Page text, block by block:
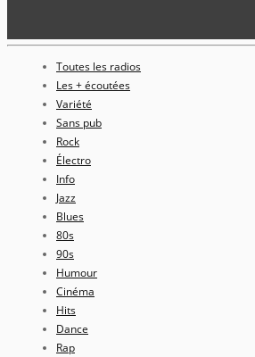
Toutes les radios
Les + écoutées
Variété
Sans pub
Rock
Électro
Info
Jazz
Blues
80s
90s
Humour
Cinéma
Hits
Dance
Rap